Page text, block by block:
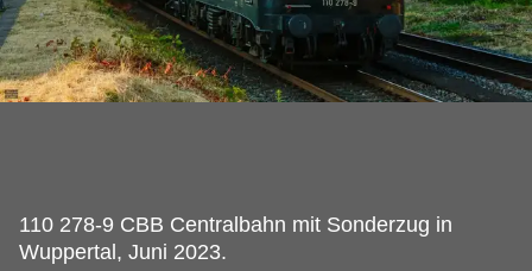
110 278-9 CBB Centralbahn mit Sonderzug in
Wuppertal, Juni 2023.